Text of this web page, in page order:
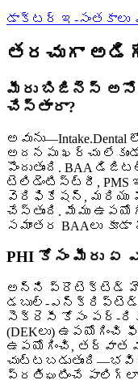
డాక్టర్ ఇ-సంతకాలు
తరచుగా
మీరు బిజినెస్
చేస్తారా?
అదనపు ఖర్చు
పొందుతుంది. BAA
టెలిడెంటిస్ట్రీ,
వెరిఫికేషన్, మరియు
చేస్తుంది. మేము
సమాంతర BAAలు
PHI కోసం మీరు
అన్ని ప్రొటెక్టెడ్
డబుల్-ఎన్క్రిప్టెడ్
సెక్రెసీ కోసం పర్-
(DEKలు) ఉపయోగించి
ఉపయోగించి, తర్వాత మా
ప్రతిఘటించే